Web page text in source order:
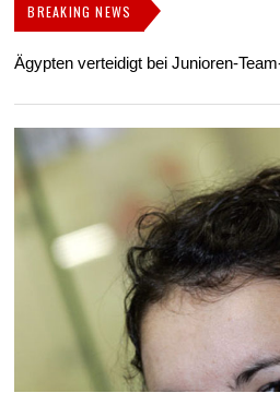
BREAKING NEWS
Ägypten verteidigt bei Junioren-